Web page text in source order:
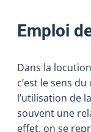
Emploi
Dans la locution
c’est le sens
l’utilisation de
souvent une
effet, on se